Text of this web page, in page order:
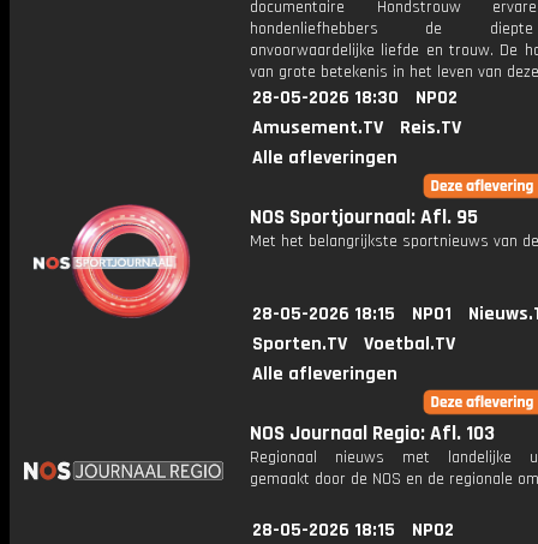
documentaire Hondstrouw
hondenliefhebbers de
onvoorwaardelijke liefde en trouw. De
van grote betekenis in het leven van
28-05-2026 18:30
NPO2
Amusement.TV
Reis.TV
Alle afleveringen
NOS Sportjournaal: Afl. 95
Met het belangrijkste sportnieuws van
28-05-2026 18:15 NPO1
Sporten.TV
Voetbal.TV
Alle afleveringen
NOS Journaal Regio: Afl. 103
Regionaal nieuws met landelijke
gemaakt door de NOS en de regionale
28-05-2026 18:15
NPO2